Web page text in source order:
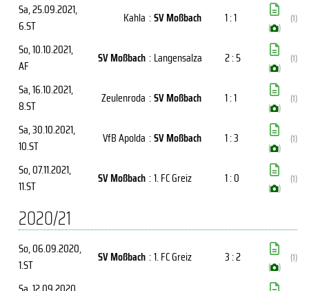
Sa, 25.09.2021,
6.ST
Kahla :SV Moßbach 1 : 1
( )
(1)
So, 10.10.2021,
AF
SV Moßbach : Langensalza 2 : 5
( )
(1)
Sa, 16.10.2021,
8.ST
Zeulenroda :SV Moßbach 1 : 1
( )
(1)
Sa, 30.10.2021,
10.ST
VfB Apolda :SV Moßbach 1 : 3
( )
(1)
So, 07.11.2021,
11.ST
SV Moßbach :1. FC Greiz 1 : 0
( )
(1)
2020/21
So, 06.09.2020,
1.ST
SV Moßbach :1. FC Greiz 3 : 2
( )
(1)